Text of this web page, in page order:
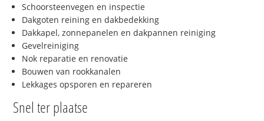
Schoorsteenvegen en inspectie
Dakgoten reining en dakbedekking
Dakkapel, zonnepanelen en dakpannen reiniging
Gevelreiniging
Nok reparatie en renovatie
Bouwen van rookkanalen
Lekkages opsporen en repareren
Snel ter plaatse